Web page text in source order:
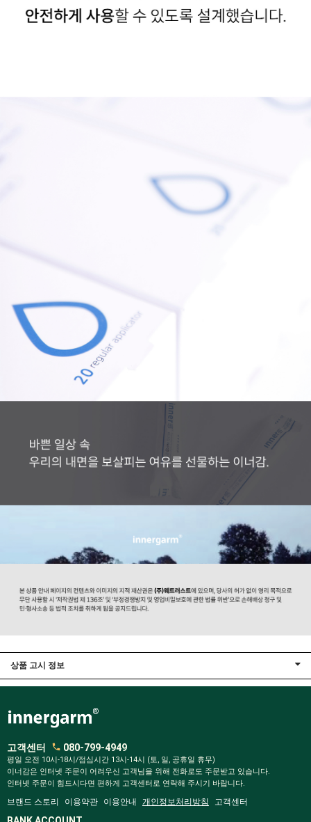
상품 고시 정보
고객센터 080-799-4949
평일 오전 10시-18시/점심시간 13시-14시 (토, 일, 공휴일 휴무)
이너감은 인터넷 주문이 어려우신 고객님을 위해 전화로도 주문받고 있습니다.
인터넷 주문이 힘드시다면 편하게 고객센터로 연락해 주시기 바랍니다.
브랜드 스토리 이용약관 이용안내 개인정보처리방침 고객센터